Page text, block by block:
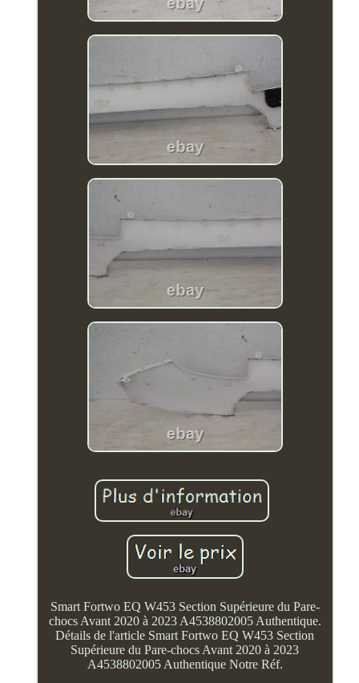
Smart Fortwo EQ W453 Section Supérieure du Pare-
chocs Avant 2020 à 2023 A4538802005 Authentique.
Détails de l'article Smart Fortwo EQ W453 Section
Supérieure du Pare-chocs Avant 2020 à 2023
A4538802005 Authentique Notre Réf.